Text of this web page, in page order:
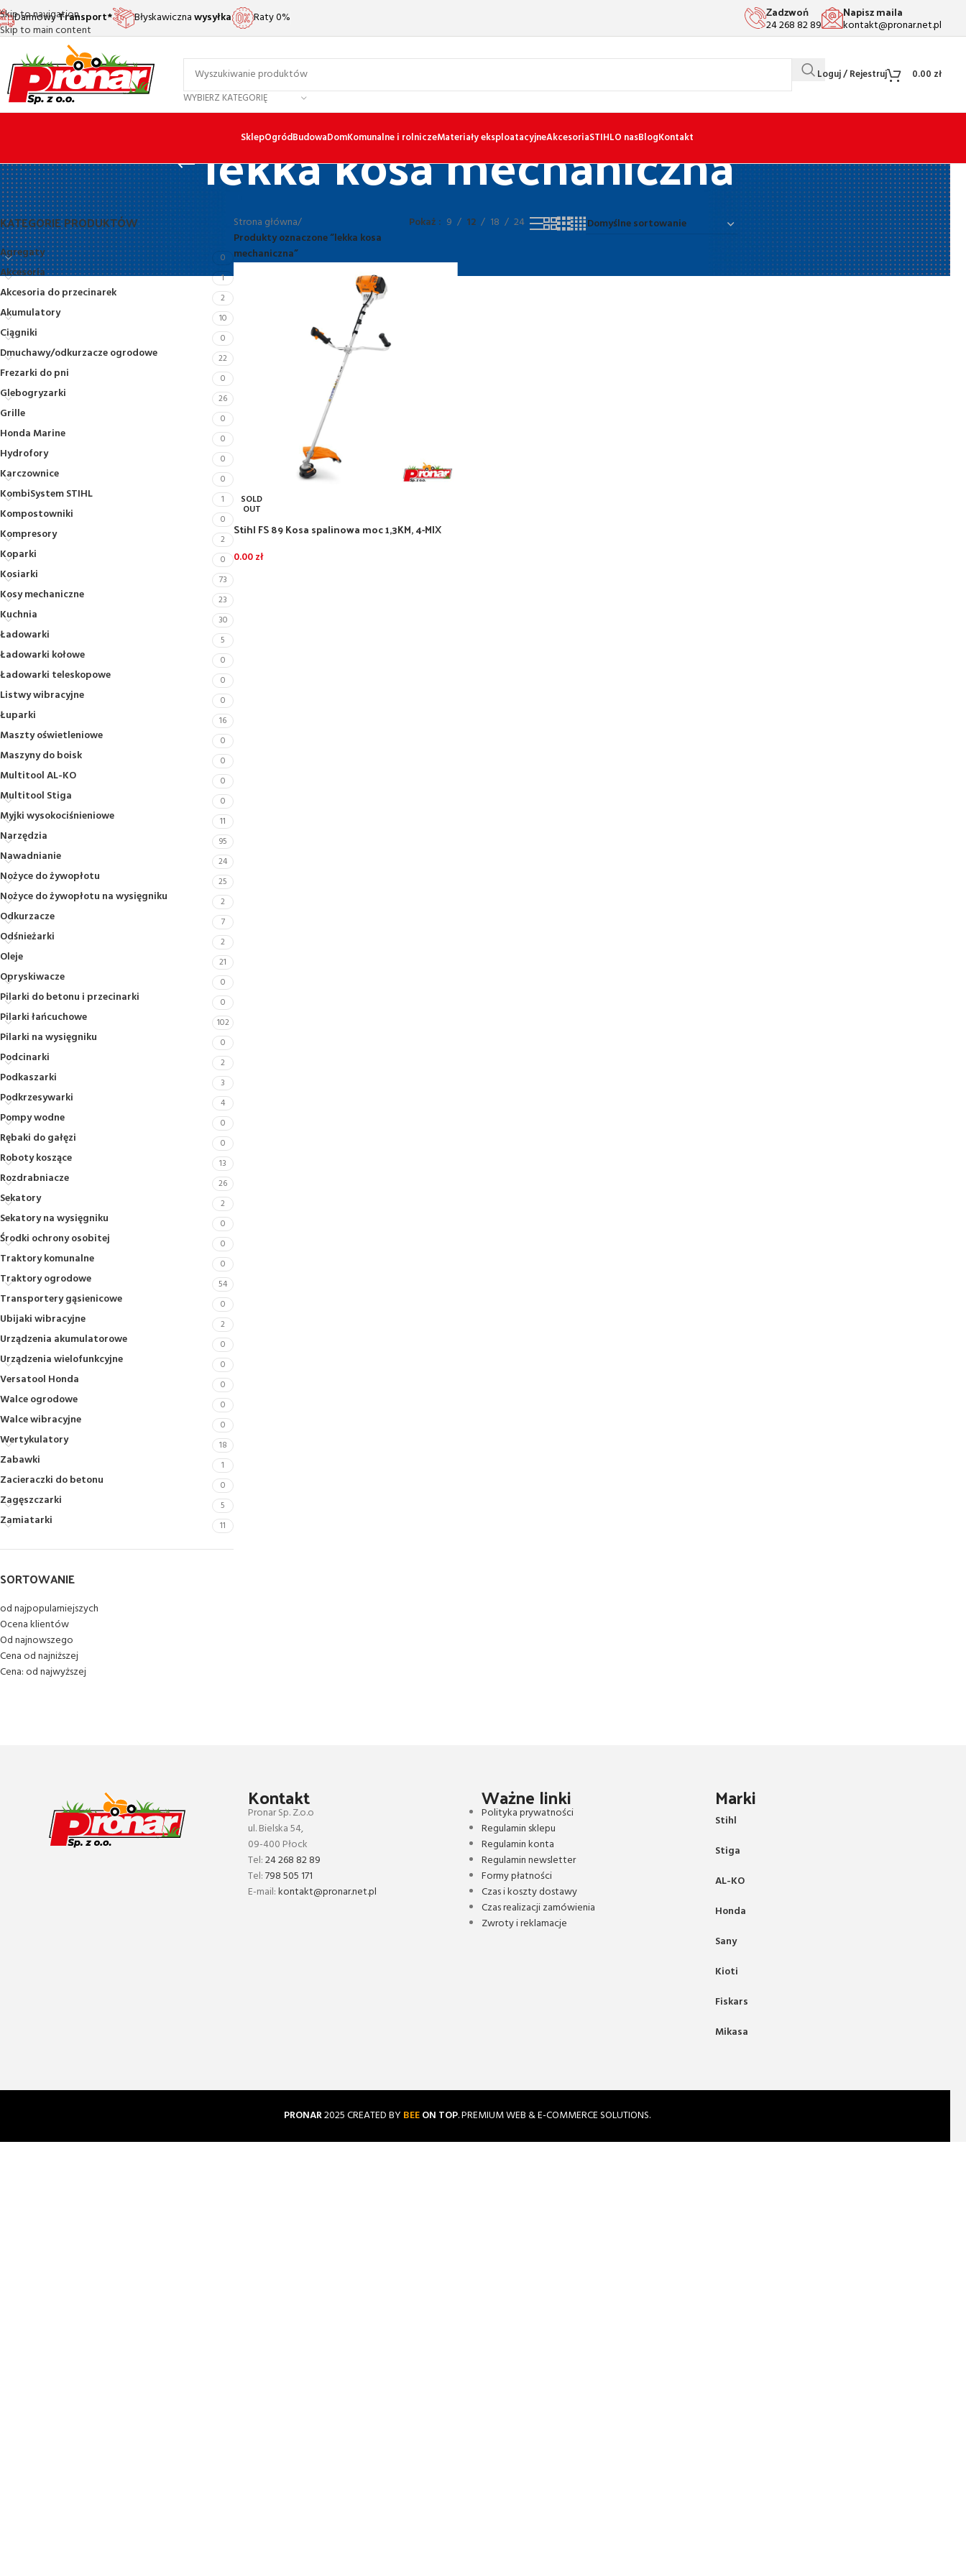
Skip to navigation
Skip to main content
DarmowyTransport* Błyskawicznawysyłka Raty 0% Zadzwoń
24 268 82 89
Napisz maila
kontakt@pronar.net.pl
WYBIERZ KATEGORIĘ
Loguj / Rejestruj 0.00 zł
SklepOgródBudowaDomKomunalne i rolniczeMateriały eksploatacyjneAkcesoriaSTIHLO nasBlogKontakt
lekka kosa mechaniczna
KATEGORIE PRODUKTÓW
Agregaty 0
Akcesoria 1
Akcesoria do przecinarek 2
Akumulatory 10
Ciągniki 0
Dmuchawy/odkurzacze ogrodowe 22
Frezarki do pni 0
Glebogryzarki 26
Grille 0
Honda Marine 0
Hydrofory 0
Karczownice 0
KombiSystem STIHL 1
Kompostowniki 0
Kompresory 2
Koparki 0
Kosiarki 73
Kosy mechaniczne 23
Kuchnia 30
Ładowarki 5
Ładowarki kołowe 0
Ładowarki teleskopowe 0
Listwy wibracyjne 0
Łuparki 16
Maszty oświetleniowe 0
Maszyny do boisk 0
Multitool AL-KO 0
Multitool Stiga 0
Myjki wysokociśnieniowe 11
Narzędzia 95
Nawadnianie 24
Nożyce do żywopłotu 25
Nożyce do żywopłotu na wysięgniku 2
Odkurzacze 7
Odśnieżarki 2
Oleje 21
Opryskiwacze 0
Pilarki do betonu i przecinarki 0
Pilarki łańcuchowe 102
Pilarki na wysięgniku 0
Podcinarki 2
Podkaszarki 3
Podkrzesywarki 4
Pompy wodne 0
Rębaki do gałęzi 0
Roboty koszące 13
Rozdrabniacze 26
Sekatory 2
Sekatory na wysięgniku 0
Środki ochrony osobitej 0
Traktory komunalne 0
Traktory ogrodowe 54
Transportery gąsienicowe 0
Ubijaki wibracyjne 2
Urządzenia akumulatorowe 0
Urządzenia wielofunkcyjne 0
Versatool Honda 0
Walce ogrodowe 0
Walce wibracyjne 0
Wertykulatory 18
Zabawki 1
Zacieraczki do betonu 0
Zagęszczarki 5
Zamiatarki 11
SORTOWANIE
od najpopularniejszych
Ocena klientów
Od najnowszego
Cena od najniższej
Cena: od najwyższej
Strona główna/
Produkty oznaczone “lekka kosa
mechaniczna”
Pokaż 9 12 18 24
SOLD
OUT
Stihl FS 89 Kosa spalinowa moc 1,3KM, 4-MIX
0.00zł
Kontakt
Pronar Sp. Z.o.o
ul. Bielska 54,
09-400 Płock
Tel:24 268 82 89
Tel:798 505 171
E-mail:kontakt@pronar.net.pl
Ważne linki
Polityka prywatności
Regulamin sklepu
Regulamin konta
Regulamin newsletter
Formy płatności
Czas i koszty dostawy
Czas realizacji zamówienia
Zwroty i reklamacje
Marki
Stihl
Stiga
AL-KO
Honda
Sany
Kioti
Fiskars
Mikasa
PRONAR2025 CREATED BY BEEON TOP. PREMIUM WEB & E-COMMERCE SOLUTIONS.